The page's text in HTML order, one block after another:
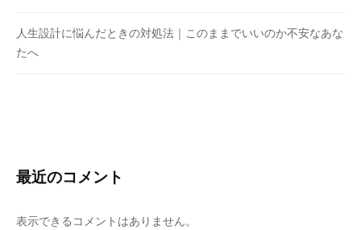
人生設計に悩んだときの対処法｜このままでいいのか不安なあな
たへ
最近のコメント
表示できるコメントはありません。